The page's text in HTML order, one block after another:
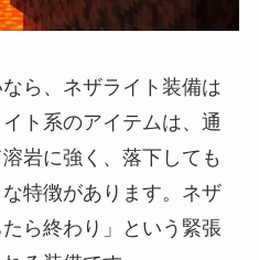
ら、ネザライト装備は
ト系のアイテムは、通
岩に強く、落下しても
特徴があります。ネザ
ら終わり」という緊張